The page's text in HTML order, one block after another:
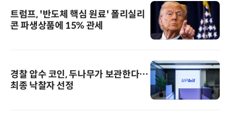
트럼프, '반도체 핵심 원료' 폴리실리
콘 파생상품에 15% 관세
경찰 압수 코인, 두나무가 보관한다…
최종 낙찰자 선정